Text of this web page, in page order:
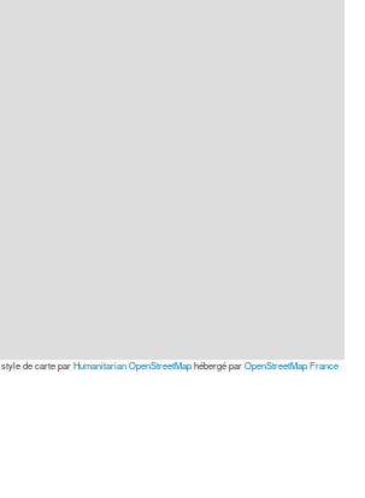
de carte parHumanitarian OpenStreetMaphébergé parOpenStreetMap France